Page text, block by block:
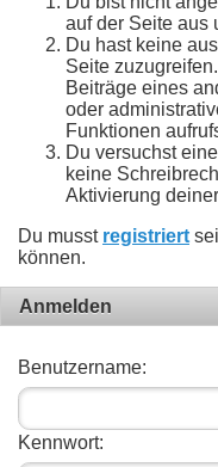
auf der Seite aus
Du hast keine
Seite
Beiträge eines
oder
Funktionen
Du versuchst
keine
Aktivierung
Du musst registriert
können.
Anmelden
Benutzername:
Kennwort: